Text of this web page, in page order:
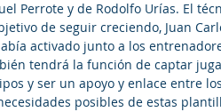
Perrote y de Rodolfo Urías. El
de seguir creciendo, Juan
activado junto a los
tendrá la función de captar
y ser un apoyo y enlace entre
posibles de estas